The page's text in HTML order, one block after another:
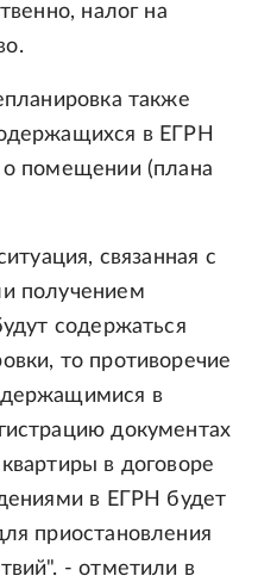
налог на
также
в ЕГРН
о помещении (плана
связанная с
получением
содержаться
то противоречие
в
документах
в договоре
в ЕГРН будет
приостановления
- отметили в